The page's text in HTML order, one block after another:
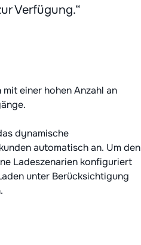
Verfügung.“
einer hohen Anzahl an
dynamische
automatisch an. Um den
Ladeszenarien konfiguriert
unter Berücksichtigung